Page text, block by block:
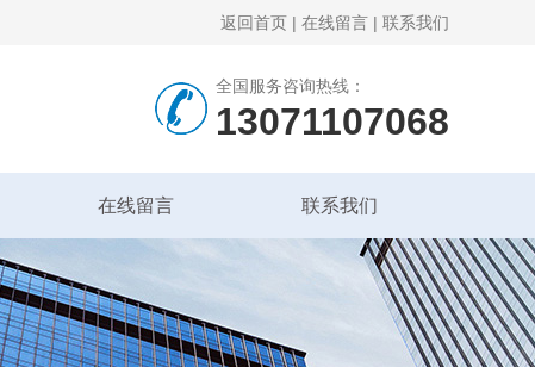
返回首页 | 在线留言 | 联系我们
全国服务咨询热线：
13071107068
在线留言 联系我们